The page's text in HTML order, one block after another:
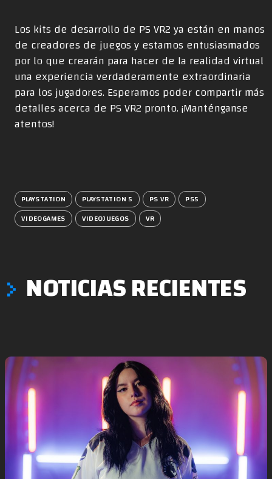
Los kits de desarrollo de PS VR2 ya están en manos
de creadores de juegos y estamos entusiasmados
por lo que crearán para hacer de la realidad virtual
una experiencia verdaderamente extraordinaria
para los jugadores. Esperamos poder compartir más
detalles acerca de PS VR2 pronto. ¡Manténganse
atentos!
PLAYSTATION PLAYSTATION 5 PS VR
PS5
VIDEOGAMES
VIDEOJUEGOS VR
NOTICIAS RECIENTES